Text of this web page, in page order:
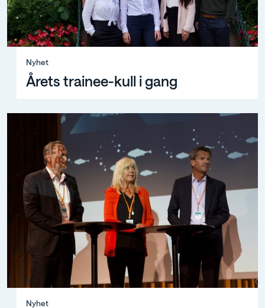
Nyhet
Årets trainee-kull i gang
Nyhet